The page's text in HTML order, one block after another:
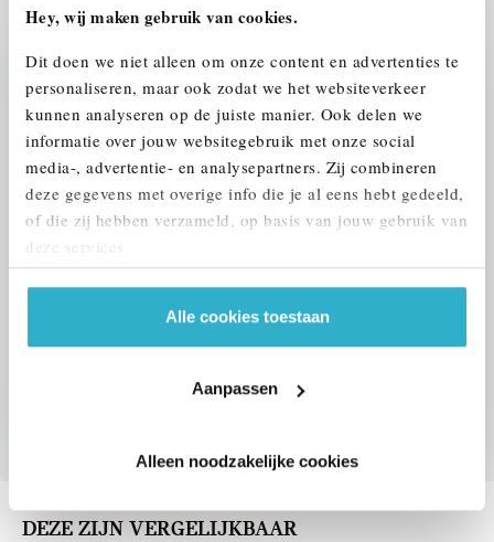
Hey, wij maken gebruik van cookies.
Dit doen we niet alleen om onze content en advertenties te
personaliseren, maar ook zodat we het websiteverkeer
kunnen analyseren op de juiste manier. Ook delen we
informatie over jouw websitegebruik met onze social
media-, advertentie- en analysepartners. Zij combineren
deze gegevens met overige info die je al eens hebt gedeeld,
of die zij hebben verzameld, op basis van jouw gebruik van
deze services.
Alle cookies toestaan
Aanpassen
Alleen noodzakelijke cookies
UW AUTO INRUILEN?
VOORSTEL AANVRAGEN
U vertelt meer over uw auto
DEZE ZIJN VERGELIJKBAAR